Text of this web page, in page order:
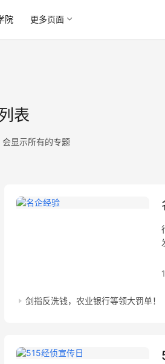
院 更多页面
表
显示所有的专题
剑指反洗钱，农业银行等领大罚单！